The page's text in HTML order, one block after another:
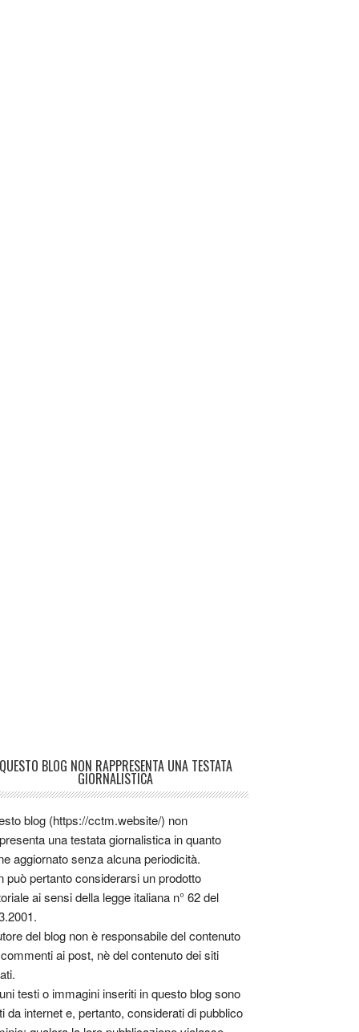
QUESTO BLOG NON RAPPRESENTA UNA TESTATA
GIORNALISTICA
blog (https://cctm.website/) non
una testata giornalistica in quanto
aggiornato senza alcuna periodicità.
può pertanto considerarsi un prodotto
ai sensi della legge italiana n° 62 del
del blog non è responsabile del contenuto
ai post, nè del contenuto dei siti
testi o immagini inseriti in questo blog sono
da internet e, pertanto, considerati di pubblico